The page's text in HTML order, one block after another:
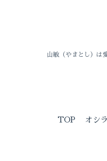
山敏（やまとし）は
TOP オシ